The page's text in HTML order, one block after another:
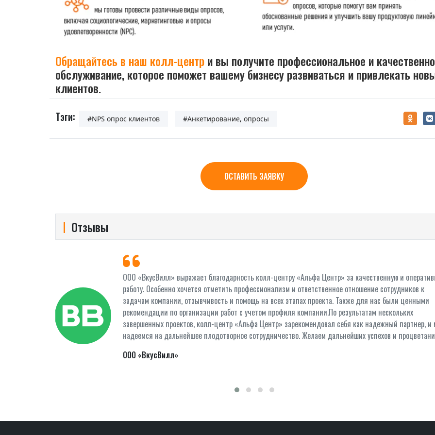
Обращайтесь в наш колл-центри вы получите профессиональное и
обслуживание, которое поможет вашему бизнесу развиваться и привлекать
клиентов.
Тэги: #NPS опрос клиентов #Анкетирование, опросы
ОСТАВИТЬ ЗАЯВКУ
Отзывы
ООО «ВкусВилл» выражает благодарность колл-центру «Альфа Центр» за качественную и
работу. Особенно хочется отметить профессионализм и ответственное отношение сотрудников к
задачам компании, отзывчивость и помощь на всех этапах проекта. Также для нас были ценными
рекомендации по организации работ с учетом профиля компании.По результатам нескольких
завершенных проектов, колл-центр «Альфа Центр» зарекомендовал себя как надежный партнер,
надеемся на дальнейшее плодотворное сотрудничество. Желаем дальнейших успехов и
ООО «ВкусВилл»